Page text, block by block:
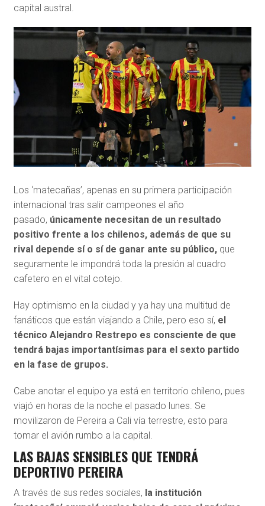
capital austral.
Los ‘matecañas’, apenas en su primera participación
internacional tras salir campeones el año
pasado, únicamente necesitan de un resultado
positivo frente a los chilenos, además de que su
rival depende sí o sí de ganar ante su público,que
seguramente le impondrá toda la presión al cuadro
cafetero en el vital cotejo.
Hay optimismo en la ciudad y ya hay una multitud de
fanáticos que están viajando a Chile, pero eso sí, el
técnico Alejandro Restrepo es consciente de que
tendrá bajas importantísimas para el sexto partido
en la fase de grupos.
Cabe anotar el equipo ya está en territorio chileno, pues
viajó en horas de la noche el pasado lunes. Se
movilizaron de Pereira a Cali vía terrestre, esto para
tomar el avión rumbo a la capital.
LAS BAJAS SENSIBLES QUE TENDRÁ
DEPORTIVO PEREIRA
A través de sus redes sociales, la institución